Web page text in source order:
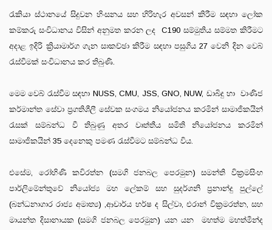
රැකියා ස්ථානයේ සිදුවන හිංසනය සහ හිරිහැර අවසන් කිරීම සඳහා ලෝක
කම්කරු සංවිධානය විසින් අනුමත කරන ලද C190 සම්මුතිය සම්මත කිරීමට
අදාළ ඉදිරි ක්‍රියාමාර්ග ගැන සාකච්ඡා කිරීම සඳහා පසුගිය 27 වෙනි දින වෙබ්
රැස්වීමක් සංවිධානය කර තිබුණි.
මෙම වෙබ් රැස්වීම සඳහා NUSS, CMU, JSS, GNO, NUW, ඩාබිදු හා වාණිජ
කර්මාන්ත සේවා ප්‍රගතිශීලී සේවක සංගමය නියෝජනය කරමින් සාමාජිකයින්
රැසක් සම්බන්ධ වී තිබුණු අතර වෘත්තීය සමිති නියෝජනය කරමින්
සාමාජිකයින් 35 දෙනෙකු පමණ රැස්වීමට සම්බන්ධ විය.
එසේම, රෝහිණි කවිරත්න (සමගි ජනබල පෙරමුන) සමන්ති වික්‍රමසිංහ
පාර්ලිමේන්තුවේ නියෝජ්‍ය මහ ලේකම් සහ සුදර්ශනි ප්‍රනාන්දු පුල්ලේ
(බන්ධනාගාර රාජ්‍ය අමාත්‍ය) ,ආචාර්ය හර්ෂ ද සිල්වා, එරාන් වික්‍රමරත්න, සහ
මායන්ත දිසානායක (සමගි ජනබල පෙරමුන) යන යන මහත්ම මහත්මීන්ද